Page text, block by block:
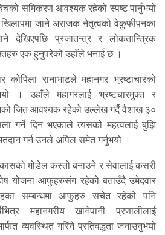
समिकरण आवश्यक रहेको स्पष्ट पार्नुभयो
खिलापमा जाने अराजक नेतृत्वको वेकुफीपनका
देखिएपछि प्रजातन्त्र र लोकतान्त्रिक
एक हुनुपरेको उहाँले भनाई छ ।
रानाभाटले महानगर भ्रष्टाचारको
। उहाँले महागरलाई भ्रष्टचारमुक्त र
जित आवश्यक रहेको उल्लेख गर्दै वैशाख ३०
गर्ने दिन भएकाले त्यसको महत्वलाई बुझि
गर्न उनले अपिल समेत गर्नुभयो ।
मोडेल कस्तो बनाउने र सेवालाई कसरी
योजना आफुहरुसंग रहेको बताउँदै उमेदवार
सम्बन्धमा आफुहरु सचेत रहेको पनि
महानगरीय खानेपानी प्रणालीलाई
व्यवस्थित गरिने प्रतिवद्धता जनाउनुभयो